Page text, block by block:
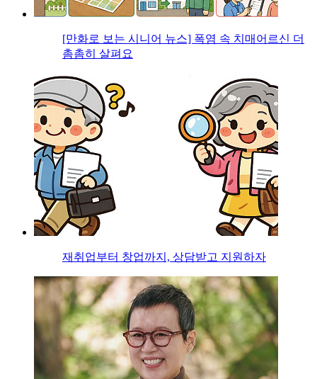
[만화로 보는 시니어 뉴스] 폭염 속 치매어르신 더
촘촘히 살펴요
재취업부터 창업까지, 상담받고 지원하자